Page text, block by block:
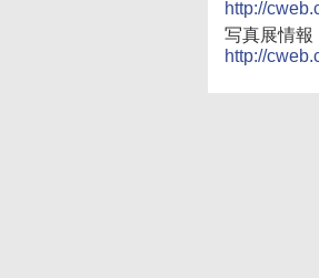
http://
写真展情報
http://